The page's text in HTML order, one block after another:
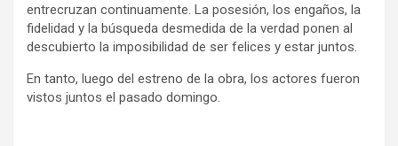
entrecruzan continuamente. La posesión, los engaños, la
fidelidad y la búsqueda desmedida de la verdad ponen al
descubierto la imposibilidad de ser felices y estar juntos.
En tanto, luego del estreno de la obra, los actores fueron
vistos juntos el pasado domingo.